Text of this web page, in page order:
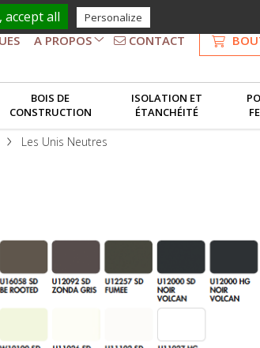
A PROPOS
NOS SERVICES
LE GROUPE
CONTACT
BOIS DE
CONSTRUCTION
ISOLATION ET
ÉTANCHÉITÉ
Les Unis Neutres
accept all Personalize